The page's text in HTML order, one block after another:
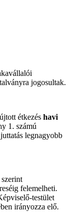
jogosultak.
étkezés havi
1. számú
legnagyobb
felemelheti.
testület
irányozza elő.